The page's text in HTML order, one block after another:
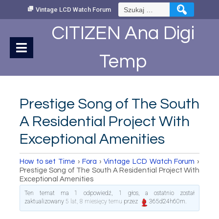
Vintage LCD Watch Forum Szukaj:
CITIZEN Ana Digi
Temp
Prestige Song of The South
A Residential Project With
Exceptional Amenities
How to set Time › Fora › Vintage LCD Watch Forum ›
Prestige Song of The South A Residential Project With
Exceptional Amenities
Ten temat ma 1 odpowiedź, 1 głos, a ostatnio został
zaktualizowany 5 lat, 8 miesięcy temu przez 365d24h60m.